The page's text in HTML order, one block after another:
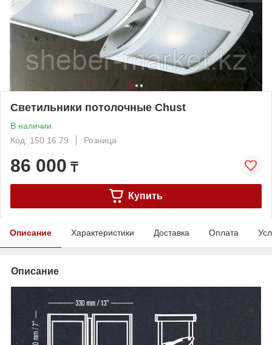
Cветильники потолочные Chust
В наличии
Код: 150 16 79
Розница
86 000 ₸
Купить
Описание Характеристики Доставка Оплата
Описание